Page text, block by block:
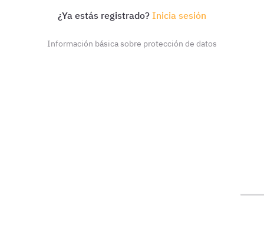
¿Ya estás registrado? Inicia sesión
Información básica sobre protección de datos